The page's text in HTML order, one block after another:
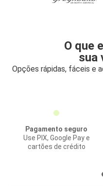
O que
sua
Opções rápidas, fáceis e
Pagamento seguro
Use PIX, Google Pay e
cartões de crédito